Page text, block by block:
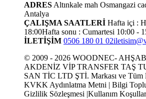
ADRES Altınkale mah Osmangazi
Antalya
ÇALIŞMA SAATLERİ Hafta içi :
18:00Hafta sonu : Cumartesi 10:00 -
İLETİŞİM 0506 180 01 02
© 2009 - 2026 WOODNEC-
AKDENİZ VİP TRANSFER TAŞ
SAN TİC LTD ŞTİ. Markası ve Tüm
KVKK Aydınlatma Metni | Bilgi
Gizlilik Sözleşmesi |Kullanım